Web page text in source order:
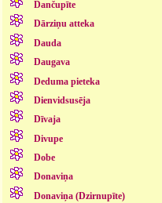
Dančupīte
Dārziņu atteka
Dauda
Daugava
Deduma pieteka
Dienvidsusēja
Dīvaja
Divupe
Dobe
Donaviņa
Donaviņa (Dzirnupīte)